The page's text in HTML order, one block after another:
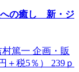
の癒し 新・ジ
篤一 企画・販
＋税5％） 239ｐ